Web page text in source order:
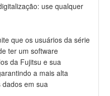
use qualquer
que os usuários da série
ter um software
da Fujitsu e sua
a mais alta
em sua